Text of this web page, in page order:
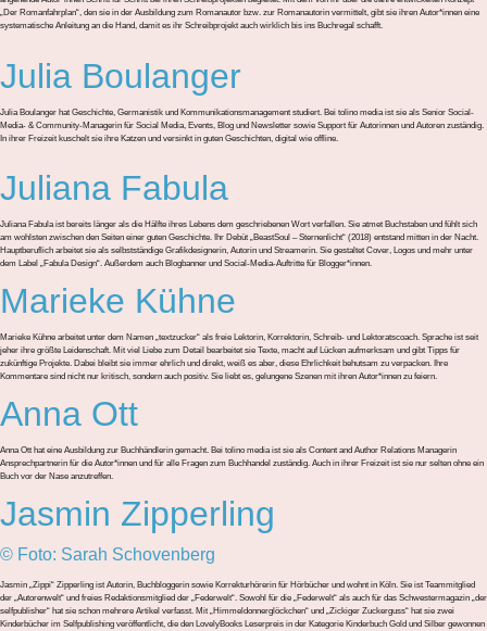
„Der Romanfahrplan“, den sie in der Ausbildung zum Romanautor bzw. zur Romanautorin vermittelt, gibt sie ihren Autor*innen eine
systematische Anleitung an die Hand, damit es ihr Schreibprojekt auch wirklich bis ins Buchregal schafft.
Julia Boulanger
Julia Boulanger hat Geschichte, Germanistik und Kommunikationsmanagement studiert. Bei tolino media ist sie als Senior Social-
Media- & Community-Managerin für Social Media, Events, Blog und Newsletter sowie Support für Autorinnen und Autoren zuständig.
In ihrer Freizeit kuschelt sie ihre Katzen und versinkt in guten Geschichten, digital wie offline.
Juliana Fabula
Juliana Fabula ist bereits länger als die Hälfte ihres Lebens dem geschriebenen Wort verfallen. Sie atmet Buchstaben und fühlt sich
am wohlsten zwischen den Seiten einer guten Geschichte. Ihr Debüt „BeastSoul – Sternenlicht“ (2018) entstand mitten in der Nacht.
Hauptberuflich arbeitet sie als selbstständige Grafikdesignerin, Autorin und Streamerin. Sie gestaltet Cover, Logos und mehr unter
dem Label „Fabula Design“. Außerdem auch Blogbanner und Social-Media-Auftritte für Blogger*innen.
Marieke Kühne
Marieke Kühne arbeitet unter dem Namen „textzucker“ als freie Lektorin, Korrektorin, Schreib- und Lektoratscoach. Sprache ist seit
jeher ihre größte Leidenschaft. Mit viel Liebe zum Detail bearbeitet sie Texte, macht auf Lücken aufmerksam und gibt Tipps für
zukünftige Projekte. Dabei bleibt sie immer ehrlich und direkt, weiß es aber, diese Ehrlichkeit behutsam zu verpacken. Ihre
Kommentare sind nicht nur kritisch, sondern auch positiv. Sie liebt es, gelungene Szenen mit ihren Autor*innen zu feiern.
Anna Ott
Anna Ott hat eine Ausbildung zur Buchhändlerin gemacht. Bei tolino media ist sie als Content and Author Relations Managerin
Ansprechpartnerin für die Autor*innen und für alle Fragen zum Buchhandel zuständig. Auch in ihrer Freizeit ist sie nur selten ohne ein
Buch vor der Nase anzutreffen.
Jasmin Zipperling
© Foto: Sarah Schovenberg
Jasmin „Zippi“ Zipperling ist Autorin, Buchbloggerin sowie Korrekturhörerin für Hörbücher und wohnt in Köln. Sie ist Teammitglied
der „Autorenwelt“ und freies Redaktionsmitglied der „Federwelt“. Sowohl für die „Federwelt“ als auch für das Schwestermagazin „der
selfpublisher“ hat sie schon mehrere Artikel verfasst. Mit „Himmeldonnerglöckchen“ und „Zickiger Zuckerguss“ hat sie zwei
Kinderbücher im Selfpublishing veröffentlicht, die den LovelyBooks Leserpreis in der Kategorie Kinderbuch Gold und Silber gewonnen